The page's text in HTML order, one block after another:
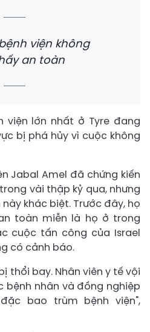
viện không
an toàn
viện lớn nhất ở Tyre đang
bị phá hủy vì cuộc không
Jabal Amel đã chứng kiến
vài thập kỷ qua, nhưng
khác biệt. Trước đây, họ
toàn miễn là họ ở trong
cuộc tấn công của Israel
có cảnh báo.
thổi bay. Nhân viên y tế vội
bệnh nhân và đồng nghiệp
bao trùm bệnh viện",